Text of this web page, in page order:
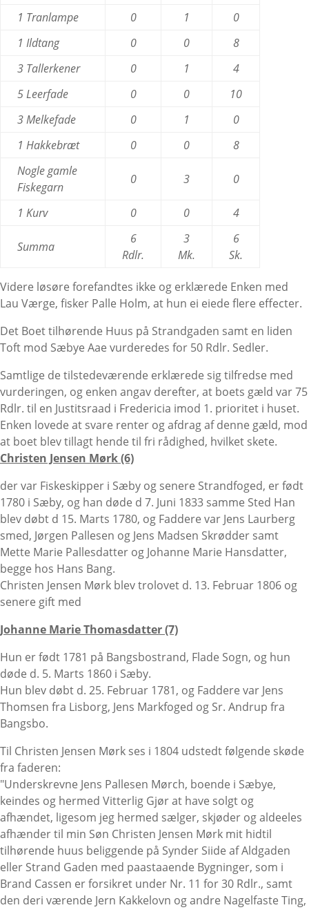
1 Tranlampe 0 1
0
1 Ildtang
0 0
8
3 Tallerkener
0 1
4
5 Leerfade
0 0
10
3 Melkefade
0 1
0
1 Hakkebræt
0 0
8
Nogle gamle
Fiskegarn
0 3 0
1 Kurv 0 0 4
Summa
6
Rdlr.
3
Mk.
6
Sk.
Videre løsøre forefandtes ikke og erklærede Enken med
Lau Værge, fisker Palle Holm, at hun ei eiede flere effecter.
Det Boet tilhørende Huus på Strandgaden samt en liden
Toft mod Sæbye Aae vurderedes for 50 Rdlr. Sedler.
Samtlige de tilstedeværende erklærede sig tilfredse med
vurderingen, og enken angav derefter, at boets gæld var 75
Rdlr. til en Justitsraad i Fredericia imod 1. prioritet i huset.
Enken lovede at svare renter og afdrag af denne gæld, mod
at boet blev tillagt hende til fri rådighed, hvilket skete.
Christen Jensen Mørk (6)
der var Fiskeskipper i Sæby og senere Strandfoged, er født
1780 i Sæby, og han døde d 7. Juni 1833 samme Sted Han
blev døbt d 15. Marts 1780, og Faddere var Jens Laurberg
smed, Jørgen Pallesen og Jens Madsen Skrødder samt
Mette Marie Pallesdatter og Johanne Marie Hansdatter,
begge hos Hans Bang.
Christen Jensen Mørk blev trolovet d. 13. Februar 1806 og
senere gift med
Johanne Marie Thomasdatter (7)
Hun er født 1781 på Bangsbostrand, Flade Sogn, og hun
døde d. 5. Marts 1860 i Sæby.
Hun blev døbt d. 25. Februar 1781, og Faddere var Jens
Thomsen fra Lisborg, Jens Markfoged og Sr. Andrup fra
Bangsbo.
Til Christen Jensen Mørk ses i 1804 udstedt følgende skøde
fra faderen:
"Underskrevne Jens Pallesen Mørch, boende i Sæbye,
keindes og hermed Vitterlig Gjør at have solgt og
afhændet, ligesom jeg hermed sælger, skjøder og aldeeles
afhænder til min Søn Christen Jensen Mørk mit hidtil
tilhørende huus beliggende på Synder Siide af Aldgaden
eller Strand Gaden med paastaaende Bygninger, som i
Brand Cassen er forsikret under Nr. 11 for 30 Rdlr., samt
den deri værende Jern Kakkelovn og andre Nagelfaste Ting,